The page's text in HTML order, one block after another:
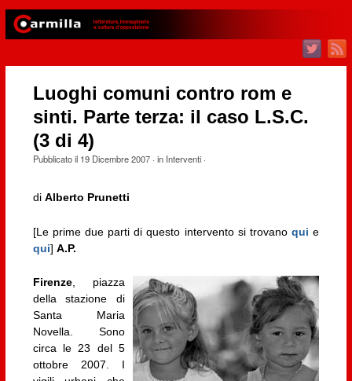
Luoghi comuni contro rom e
sinti. Parte terza: il caso L.S.C.
(3 di 4)
Pubblicato il 19 Dicembre 2007· in Interventi·
di Alberto Prunetti
[Le prime due parti di questo intervento si trovanoqui e
qui] A.P.
Firenze, piazza
della stazione di
Santa Maria
Novella. Sono
circa le 23 del 5
ottobre 2007. I